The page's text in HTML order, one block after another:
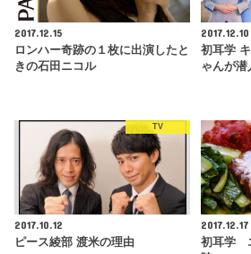
2017.12.15
ロンハー奇跡の１枚に出演したと
きの石田ニコル
2017.12.10
初耳学
ゃんが潜
TV
2017.10.12
ピース綾部 渡米の理由
2017.12.17
初耳学